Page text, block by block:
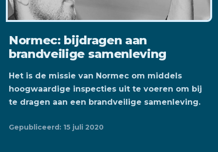
Normec: bijdragen aan
brandveilige samenleving
Het is de missie van Normec om middels
hoogwaardige inspecties uit te voeren om bij
te dragen aan een brandveilige samenleving.
Gepubliceerd: 15 juli 2020